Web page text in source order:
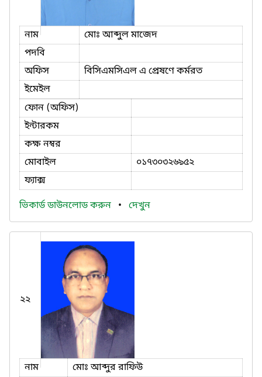
নাম
মোঃ আব্দুল মাজেদ
পদবি
অফিস
বিসিএমসিএল এ প্রেষণে কর্মরত
ইমেইল
ফোন (অফিস)
ইন্টারকম
কক্ষ নম্বর
মোবাইল
০১৭৩০৩২৬৯৫২
ফ্যাক্স
ভিকার্ড ডাউনলোড করুন • দেখুন
২২
নাম
মোঃ আব্দুর রাফিউ